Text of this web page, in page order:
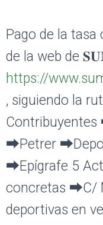
Pago de la
de la web de
https://
, siguiendo la
⮕Petrer
⮕Epígrafe 5
concretas ⮕C/
deportivas en